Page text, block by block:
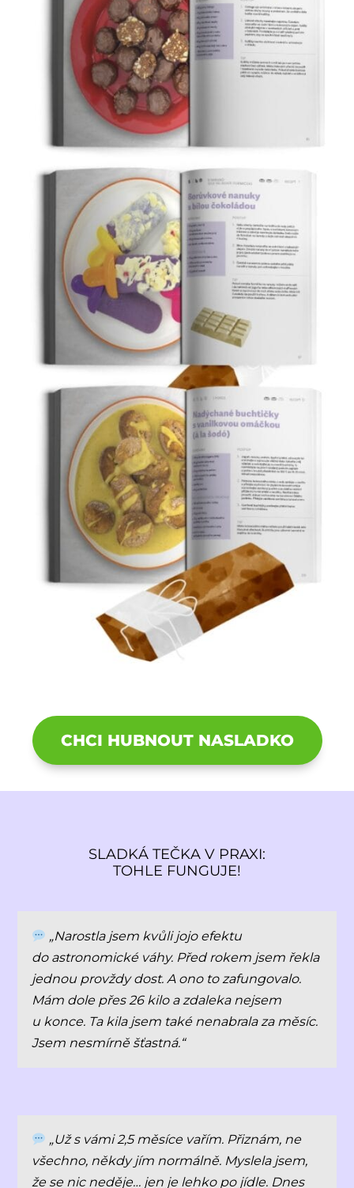
CHCI HUBNOUT NASLADKO
SLADKÁ TEČKA V PRAXI:
TOHLE FUNGUJE!
„Narostla jsem kvůli jojo efektu
do astronomické váhy. Před rokem jsem řekla
jednou provždy dost. A ono to zafungovalo.
Mám dole přes 26 kilo a zdaleka nejsem
u konce. Ta kila jsem také nenabrala za měsíc.
Jsem nesmírně šťastná.“
„Už s vámi 2,5 měsíce vařím. Přiznám, ne
všechno, někdy jím normálně. Myslela jsem,
že se nic neděje… jen je lehko po jídle. Dnes